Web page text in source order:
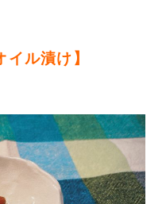
イル漬け】